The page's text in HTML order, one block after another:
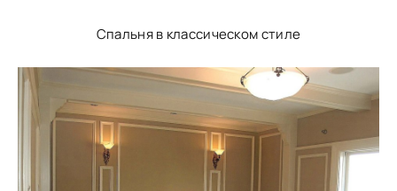
Спальня в классическом стиле